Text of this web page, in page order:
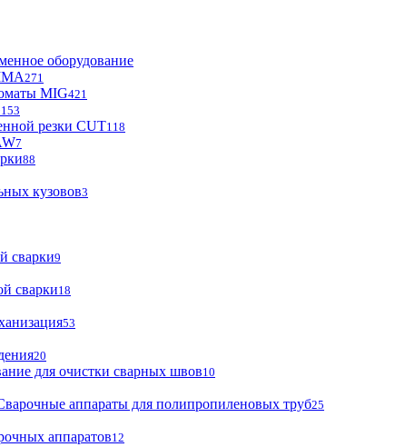
оборудование
271
MIG421
153
резки CUT118
7
88
кузовов3
сварки9
сварки18
53
20
для очистки сварных швов10
аппараты для полипропиленовых труб25
аппаратов12